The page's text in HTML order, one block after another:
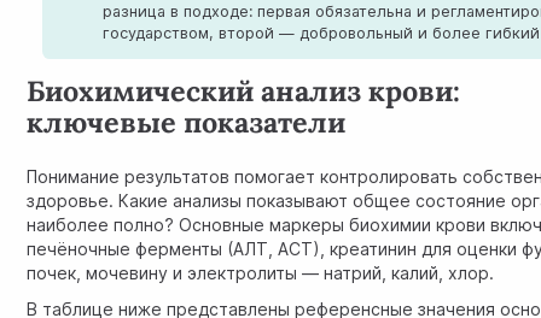
разница в подходе: первая обязательна и
государством, второй — добровольный и более
Биохимический анализ крови:
ключевые показатели
Понимание результатов помогает контролировать
здоровье. Какие анализы показывают общее состояние
наиболее полно? Основные маркеры биохимии крови
печёночные ферменты (АЛТ, АСТ), креатинин для оценки
почек, мочевину и электролиты — натрий, калий, хлор.
В таблице ниже представлены референсные значения